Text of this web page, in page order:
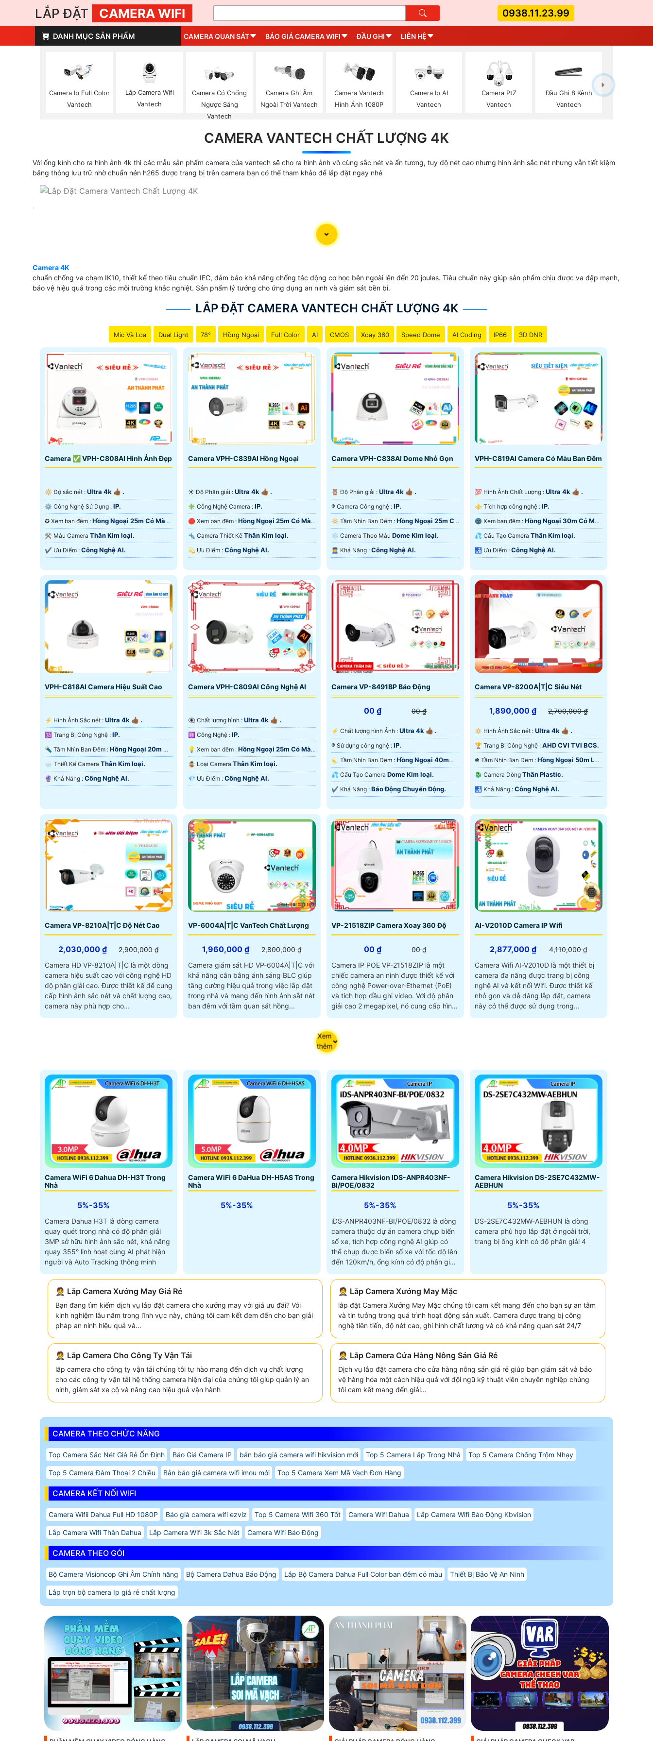
LẮP ĐẶT CAMERA WIFI 0938.11.23.99
DANH MỤC SẢN PHẨM CAMERA QUAN SÁT BÁO GIÁ CAMERA WIFI ĐẦU GHI LIÊN HỆ
Camera Ip Full Color
Vantech
Lắp Camera Wifi
Vantech
Camera Có Chống
Ngược Sáng
Vantech
Camera Ghi Âm
Ngoài Trời Vantech
Camera Vantech
Hình Ảnh 1080P
Camera Ip AI
Vantech
Camera PtZ
Vantech
Đầu Ghi 8 Kênh
Vantech
CAMERA VANTECH CHẤT LƯỢNG 4K
Với ống kính cho ra hình ảnh 4k thì các mẫu sản phẩm camera của vantech sẽ cho ra hình ảnh vô cùng sắc nét và ấn tương, tuy độ nét cao nhưng hình ảnh sắc nét nhưng vẫn tiết kiệm
băng thông lưu trữ nhờ chuẩn nén h265 được trang bị trên camera bạn có thể tham khảo để lắp đặt ngay nhé
'
Camera 4K
chuẩn chống va chạm IK10, thiết kế theo tiêu chuẩn IEC, đảm bảo khả năng chống tác động cơ học bên ngoài lên đến 20 joules. Tiêu chuẩn này giúp sản phẩm chịu được va đập mạnh,
bảo vệ hiệu quả trong các môi trường khắc nghiệt. Sản phẩm lý tưởng cho ứng dụng an ninh và giám sát bền bỉ.
LẮP ĐẶT CAMERA VANTECH CHẤT LƯỢNG 4K
Mic Và Loa Dual Light 78° Hồng Ngoại Full Color AI CMOS Xoay 360 Speed Dome AI Coding IP66 3D DNR
Camera ✅ VPH-C808AI Hình Ảnh Đẹp
🔆 Độ sắc nét : Ultra 4k 👍🏾 .
⚙ Công Nghệ Sử Dụng : IP.
✪ Xem ban đêm : Hồng Ngoại 25m Có Màu
Ban Ðêm.
⚒ Mẫu Camera Thân Kim loại.
️✔️ Ưu Điểm : Công Nghệ AI.
Camera VPH-C839AI Hồng Ngoại
☀️ Độ Phân giải : Ultra 4k 👍🏾 .
✳️ Công Nghệ Camera : IP.
🔴 Xem ban đêm : Hồng Ngoại 25m Có Màu
Ban Ðêm.
🔩 Camera Thiết Kế Thân Kim loại.
️💫 Ưu Điểm : Công Nghệ AI.
Camera VPH-C838AI Dome Nhỏ Gọn
🦉 Độ Phân giải : Ultra 4k 👍🏾 .
®️ Camera Công nghệ : IP.
🔅 Tầm Nhìn Ban Đêm : Hồng Ngoại 25m Có
Màu Ban Ðêm.
❄ Camera Theo Mẫu Dome Kim loại.
️👮 Khả Năng : Công Nghệ AI.
VPH-C819AI Camera Có Màu Ban Đêm
💯 Hình Ành Chất Lượng : Ultra 4k 👍🏾 .
⚜️ Tích hợp công nghệ : IP.
🌚 Xem ban đêm : Hồng Ngoại 30m Có Màu
Ban Ðêm.
💦 Cấu Tạo Camera Thân Kim loại.
️🛃 Ưu Điểm : Công Nghệ AI.
VPH-C818AI Camera Hiệu Suất Cao
️⚡ Hình Ảnh Sắc nét : Ultra 4k 👍🏾 .
🕉️ Trang Bị Công Nghệ : IP.
🔦 Tầm Nhìn Ban Đêm : Hồng Ngoại 20m Có
Màu Ban Ðêm.
🌧️ Thiết Kế Camera Thân Kim loại.
️🔮 Khả Năng : Công Nghệ AI.
Camera VPH-C809AI Công Nghệ AI
👁️‍🗨 Chất lượng hình : Ultra 4k 👍🏾 .
⚛️ Công Nghệ : IP.
💡 Xem ban đêm : Hồng Ngoại 25m Có Màu
Ban Ðêm.
🤹 Loại Camera Thân Kim loại.
️💎 Ưu Điểm : Công Nghệ AI.
Camera VP-8491BP Báo Động
00 ₫ 00 ₫
️⚡ Chất lượng hình Ảnh : Ultra 4k 👍🏾 .
®️ Sử dụng công nghệ : IP.
🌜 Tầm Nhìn Ban Đêm : Hồng Ngoại 40m
Hồng Ngoại SMD.
💦 Cấu Tạo Camera Dome Kim loại.
️✔️ Khả Năng : Báo Động Chuyển Động.
Camera VP-8200A|T|C Siêu Nét
1,890,000 ₫ 2,700,000 ₫
🔅 Hình Ảnh Sắc nét : Ultra 4k 👍🏾 .
🏆 Trang Bị Công Nghệ : AHD CVI TVI BCS.
❃ Tầm Nhìn Ban Đêm : Hồng Ngoại 50m Led
Array.🐉️ Camera Dòng Thân Plastic.
️🛃 Khả Năng : Công Nghệ AI.
Camera VP-8210A|T|C Độ Nét Cao
2,030,000 ₫
2,900,000 ₫
Camera HD VP-8210A|T|C là một dòng
camera hiệu suất cao với công nghệ HD
độ phân giải cao. Được thiết kế để cung
cấp hình ảnh sắc nét và chất lượng cao,
camera này phù hợp cho...
VP-6004A|T|C VanTech Chất Lượng
1,960,000 ₫
2,800,000 ₫
Camera giám sát HD VP-6004A|T|C với
khả năng cân bằng ánh sáng BLC giúp
tăng cường hiệu quả trong việc lắp đặt
trong nhà và mang đến hình ảnh sắt nét
ban đêm với tầm quan sát hồng...
VP-21518ZIP Camera Xoay 360 Độ
00 ₫
00 ₫
Camera IP POE VP-21518ZIP là một
chiếc camera an ninh được thiết kế với
công nghệ Power-over-Ethernet (PoE)
và tích hợp đầu ghi video. Với độ phân
giải cao 2 megapixel, nó cung cấp hình
AI-V2010D Camera IP Wifi
2,877,000 ₫
4,110,000 ₫
Camera Wifi AI-V2010D là một thiết bị
camera đa năng được trang bị công
nghệ AI và kết nối Wifi. Được thiết kế
nhỏ gọn và dễ dàng lắp đặt, camera
này có thể được sử dụng trong...
Xem
thêm
Camera WiFi 6 Dahua DH-H3T Trong
Nhà
5%-35%
Camera Dahua H3T là dòng camera
quay quét trong nhà có độ phân giải
3MP sở hữu hình ảnh sắc nét, khả năng
quay 355° linh hoạt cùng AI phát hiện
người và Auto Tracking thông minh
Camera WiFi 6 DaHua DH-H5AS Trong
Nhà
5%-35%
Camera Hikvision IDS-ANPR403NF-
BI/POE/0832
5%-35%
iDS-ANPR403NF-BI/POE/0832 là dòng
camera thuộc dự án camera chụp biển
số xe, tích hợp công nghệ AI giúp có
thể chụp được biển số xe với tốc độ lên
đến 120km/h, ống kính có độ phân giải
Camera Hikvision DS-2SE7C432MW-
AEBHUN
5%-35%
DS-2SE7C432MW-AEBHUN là dòng
camera phù hợp lắp đặt ở ngoài trời,
trang bị ống kính có độ phân giải 4
🤵 Lắp Camera Xưởng May Giá Rẻ
Bạn đang tìm kiếm dịch vụ lắp đặt camera cho xưởng may với giá ưu đãi? Với
kinh nghiệm lâu năm trong lĩnh vực này, chúng tôi cam kết đem đến cho bạn giải
pháp an ninh hiệu quả và...
🤵 Lắp Camera Xưởng May Mặc
lắp đặt Camera Xưởng May Mặc chúng tôi cam kết mang đến cho bạn sự an tâm
và tin tưởng trong quá trình hoạt động sản xuất. Camera được trang bị công
nghệ tiên tiến, độ nét cao, ghi hình chất lượng và có khả năng quan sát 24/7
🤵 Lắp Camera Cho Công Ty Vận Tải
lắp camera cho công ty vận tải chúng tôi tự hào mang đến dịch vụ chất lượng
cho các công ty vận tải hệ thống camera hiện đại của chúng tôi giúp quản lý an
ninh, giám sát xe cộ và nâng cao hiệu quả vận hành
🤵 Lắp Camera Cửa Hàng Nông Sản Giá Rẻ
Dịch vụ lắp đặt camera cho cửa hàng nông sản giá rẻ giúp bạn giám sát và bảo
vệ hàng hóa một cách hiệu quả với đội ngũ kỹ thuật viên chuyên nghiệp chúng
tôi cam kết mang đến giải...
CAMERA THEO CHỨC NĂNG
Top Camera Sắc Nét Giá Rẻ Ổn Định Báo Giá Camera IP bản báo giá camera wifi hikvision mới Top 5 Camera Lắp Trong Nhà Top 5 Camera Chống Trộm Nhạy
Top 5 Camera Đàm Thoại 2 Chiều Bản báo giá camera wifi imou mới Top 5 Camera Xem Mã Vạch Đơn Hàng
CAMERA KẾT NỐI WIFI
Camera Wifii Dahua Full HD 1080P Báo giá camera wifi ezviz Top 5 Camera Wifi 360 Tốt Camera Wifi Dahua Lắp Camera Wifi Báo Động Kbvision
Lắp Camera Wifi Thân Dahua Lắp Camera Wifi 3k Sắc Nét Camera Wifi Báo Động
CAMERA THEO GÓI
Bộ Camera Visioncop Ghi Âm Chính hãng Bộ Camera Dahua Báo Động Lắp Bộ Camera Dahua Full Color ban đêm có màu Thiết Bị Bảo Vệ An Ninh
Lắp trọn bộ camera Ip giá rẻ chất lượng